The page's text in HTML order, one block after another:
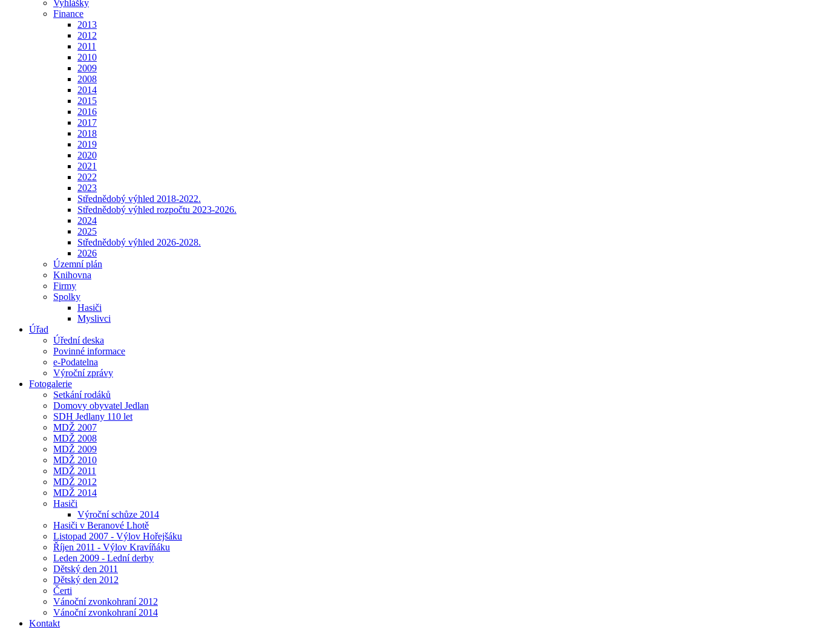
Vyhlášky
Finance
2013
2012
2011
2010
2009
2008
2014
2015
2016
2017
2018
2019
2020
2021
2022
2023
Střednědobý výhled 2018-2022.
Střednědobý výhled rozpočtu 2023-2026.
2024
2025
Střednědobý výhled 2026-2028.
2026
Územní plán
Knihovna
Firmy
Spolky
Hasiči
Myslivci
Úřad
Úřední deska
Povinné informace
e-Podatelna
Výroční zprávy
Fotogalerie
Setkání rodáků
Domovy obyvatel Jedlan
SDH Jedlany 110 let
MDŽ 2007
MDŽ 2008
MDŽ 2009
MDŽ 2010
MDŽ 2011
MDŽ 2012
MDŽ 2014
Hasiči
Výroční schůze 2014
Hasiči v Beranové Lhotě
Listopad 2007 - Výlov Hořejšáku
Říjen 2011 - Výlov Kravíňáku
Leden 2009 - Lední derby
Dětský den 2011
Dětský den 2012
Čerti
Vánoční zvonkohraní 2012
Vánoční zvonkohraní 2014
Kontakt